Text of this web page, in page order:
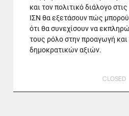
και τον πολιτικό διάλογο
ΙΣΝ θα εξετάσουν πώς
ότι θα συνεχίσουν να
τους ρόλο στην προαγωγή
δημοκρατικών αξιών.
CLOSED